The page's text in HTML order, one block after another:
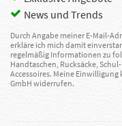
News und Trends
Durch Angabe meiner E-Mail-
erkläre ich mich damit
regelmäßig Informationen zu
Handtaschen, Rucksäcke,
Accessoires. Meine
GmbH widerrufen.